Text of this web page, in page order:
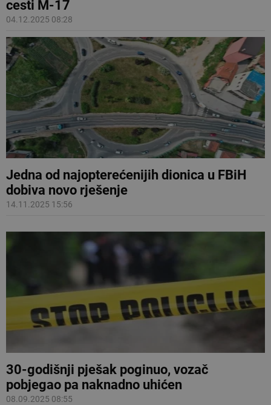
cesti M-17
04.12.2025 08:28
Jedna od najopterećenijih dionica u FBiH
dobiva novo rješenje
14.11.2025 15:56
30-godišnji pješak poginuo, vozač
pobjegao pa naknadno uhićen
08.09.2025 08:55